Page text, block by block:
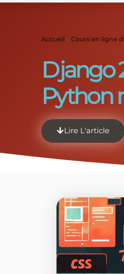
Accueil > Cours en ligne
Django
Python
Lire L'article